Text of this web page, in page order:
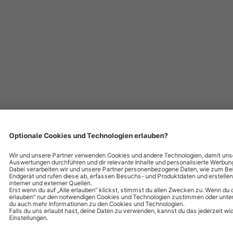
Privatsphäre-Einstellungen